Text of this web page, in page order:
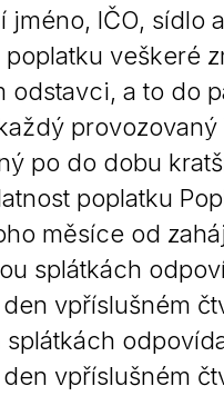
IČO, sídlo
veškeré
a to do
po do dobu
poplatku
měsíce od
splátkách
vpříslušném
vpříslušném